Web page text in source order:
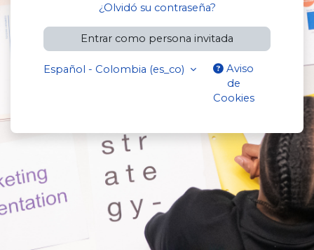
¿Olvidó su contraseña?
Entrar como persona invitada
Español - Colombia ‎(es_co)‎
Aviso
de
Cookies